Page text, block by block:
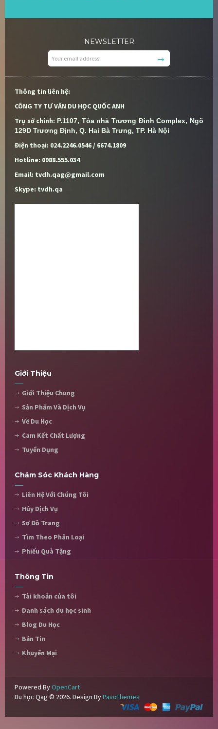
NEWSLETTER
Thông tin liên hệ:
CÔNG TY TƯ VẤN DU HỌC QUỐC ANH
Trụ sở chính: P.1107, Tòa nhà Trương Đinh Complex, Ngõ
129D Trương Định, Q. Hai Bà Trưng, TP. Hà Nội
Điện thoại: 024.2246.0546 / 6674.1809
Hotline: 0988.555.034
Email: tvdh.qag@gmail.com
Skype: tvdh.qa
Giới Thiệu
Giới Thiệu Chung
Sản Phẩm Và Dịch Vụ
Về Du Học
Cam Kết Chất Lượng
Tuyển Dụng
Chăm Sóc Khách Hàng
Liên Hệ Với Chúng Tôi
Hủy Dịch Vụ
Sơ Đồ Trang
Tìm Theo Phân Loại
Phiếu Quà Tặng
Thông Tin
Tài khoản của tôi
Danh sách du học sinh
Blog Du Học
Bản Tin
Khuyến Mại
Powered ByOpenCart
Du học Qag © 2026. Design ByPavoThemes